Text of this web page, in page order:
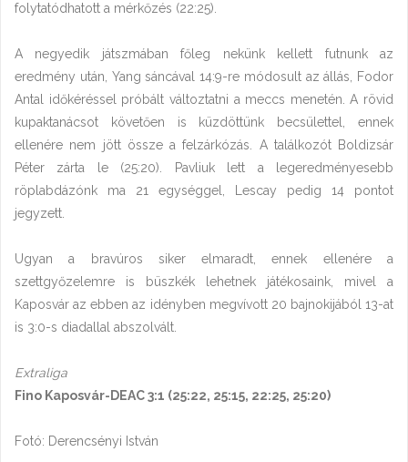
folytatódhatott a mérkőzés (22:25).
A negyedik játszmában főleg nekünk kellett futnunk az
eredmény után, Yang sáncával 14:9-re módosult az állás, Fodor
Antal időkéréssel próbált változtatni a meccs menetén. A rövid
kupaktanácsot követően is küzdöttünk becsülettel, ennek
ellenére nem jött össze a felzárkózás. A találkozót Boldizsár
Péter zárta le (25:20). Pavliuk lett a legeredményesebb
röplabdázónk ma 21 egységgel, Lescay pedig 14 pontot
jegyzett.
Ugyan a bravúros siker elmaradt, ennek ellenére a
szettgyőzelemre is büszkék lehetnek játékosaink, mivel a
Kaposvár az ebben az idényben megvívott 20 bajnokijából 13-at
is 3:0-s diadallal abszolvált.
Extraliga
Fino Kaposvár-DEAC 3:1 (25:22, 25:15, 22:25, 25:20)
Fotó: Derencsényi István